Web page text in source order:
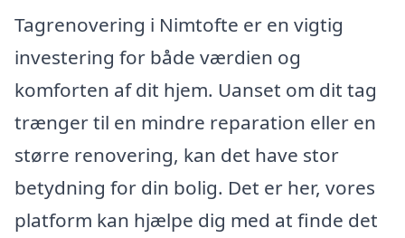
Tagrenovering i Nimtofte er en vigtig
investering for både værdien og
komforten af dit hjem. Uanset om dit tag
trænger til en mindre reparation eller en
større renovering, kan det have stor
betydning for din bolig. Det er her, vores
platform kan hjælpe dig med at finde det